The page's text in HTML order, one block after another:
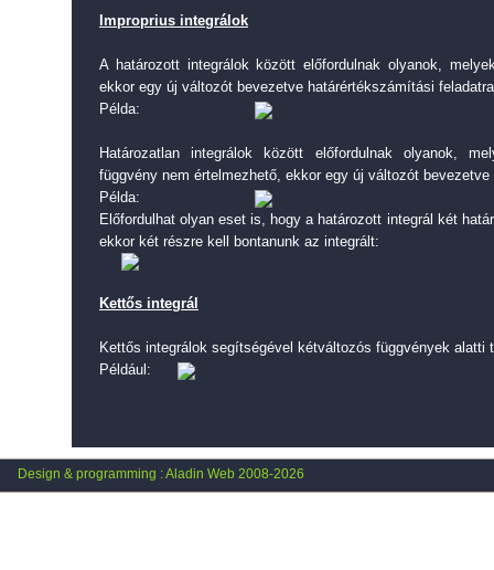
Improprius integrálok
A határozott integrálok között előfordulnak olyanok,
ekkor egy új változót bevezetve határértékszámítási
Példa:
Határozatlan integrálok között előfordulnak olyanok,
függvény nem értelmezhető, ekkor egy új változót
Példa:
Előfordulhat olyan eset is, hogy a határozott integrál két
ekkor két részre kell bontanunk az integrált:
Kettős integrál
Kettős integrálok segítségével kétváltozós függvények alatti
Például:
Design & programming : Aladin Web 2008-2026